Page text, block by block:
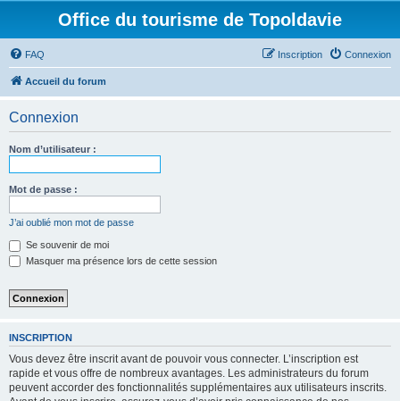
Office du tourisme de Topoldavie
FAQ Connexion
Inscription
Accueil du forum
Connexion
Nom d’utilisateur :
Mot de passe :
J’ai oublié mon mot de passe
Se souvenir de moi
Masquer ma présence lors de cette session
INSCRIPTION
Vous devez être inscrit avant de pouvoir vous connecter. L’inscription est
rapide et vous offre de nombreux avantages. Les administrateurs du forum
peuvent accorder des fonctionnalités supplémentaires aux utilisateurs inscrits.